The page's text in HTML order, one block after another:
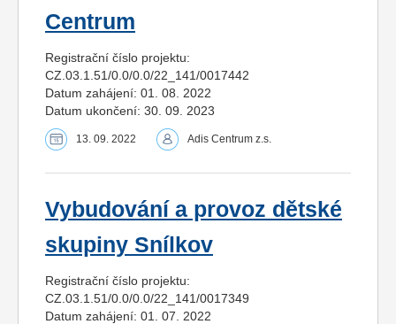
Centrum
Registrační číslo projektu:
CZ.03.1.51/0.0/0.0/22_141/0017442
Datum zahájení: 01. 08. 2022
Datum ukončení: 30. 09. 2023
13. 09. 2022 Adis Centrum z.s.
Vybudování a provoz dětské
skupiny Snílkov
Registrační číslo projektu:
CZ.03.1.51/0.0/0.0/22_141/0017349
Datum zahájení: 01. 07. 2022